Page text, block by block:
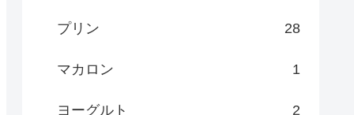
プリン 28
マカロン 1
ヨーグルト 2